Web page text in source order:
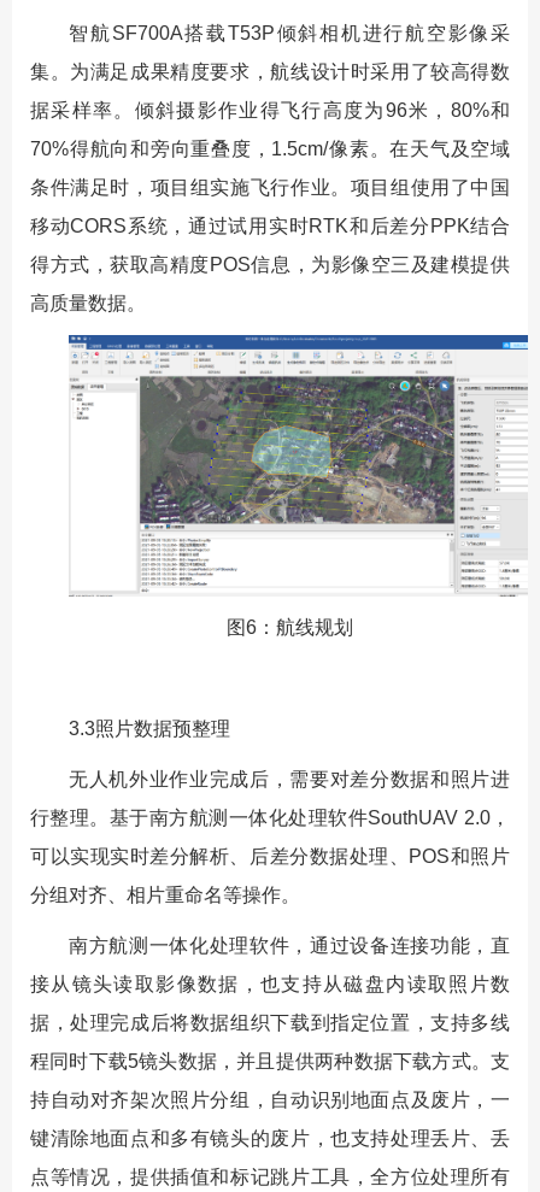
智航SF700A搭载T53P倾斜相机进行航空影像采
集。为满足成果精度要求，航线设计时采用了较高得数
据采样率。倾斜摄影作业得飞行高度为96米，80%和
70%得航向和旁向重叠度，1.5cm/像素。在天气及空域
条件满足时，项目组实施飞行作业。项目组使用了中国
移动CORS系统，通过试用实时RTK和后差分PPK结合
得方式，获取高精度POS信息，为影像空三及建模提供
高质量数据。
图6：航线规划
3.3照片数据预整理
无人机外业作业完成后，需要对差分数据和照片进
行整理。基于南方航测一体化处理软件SouthUAV 2.0，
可以实现实时差分解析、后差分数据处理、POS和照片
分组对齐、相片重命名等操作。
南方航测一体化处理软件，通过设备连接功能，直
接从镜头读取影像数据，也支持从磁盘内读取照片数
据，处理完成后将数据组织下载到指定位置，支持多线
程同时下载5镜头数据，并且提供两种数据下载方式。支
持自动对齐架次照片分组，自动识别地面点及废片，一
键清除地面点和多有镜头的废片，也支持处理丢片、丢
点等情况，提供插值和标记跳片工具，全方位处理所有